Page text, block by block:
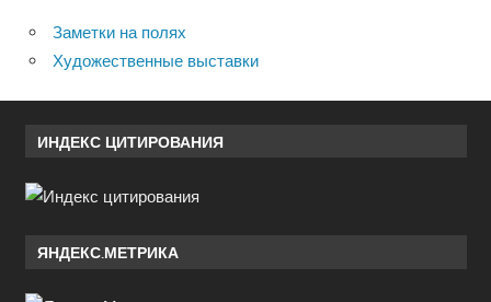
Заметки на полях
Художественные выставки
ИНДЕКС ЦИТИРОВАНИЯ
ЯНДЕКС.МЕТРИКА